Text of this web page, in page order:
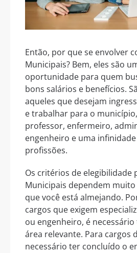
Então, por que se envolver
Municipais? Bem, eles são
oportunidade para quem
bons salários e benefícios.
aqueles que desejam
e trabalhar para o
professor, enfermeiro,
engenheiro e uma
profissões.
Os critérios de elegibilidade
Municipais dependem
que você está almejando.
cargos que exigem
ou engenheiro, é
área relevante. Para cargos
necessário ter concluído o